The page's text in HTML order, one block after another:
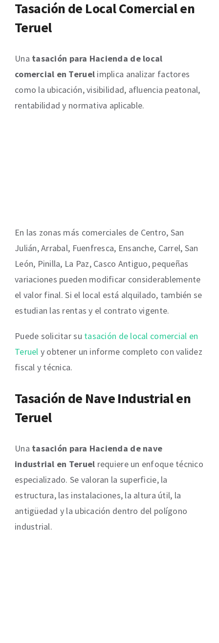
Tasación de Local Comercial en
Teruel
Una tasación para Hacienda de local
comercial en Teruel implica analizar factores
como la ubicación, visibilidad, afluencia peatonal,
rentabilidad y normativa aplicable.
En las zonas más comerciales de Centro, San
Julián, Arrabal, Fuenfresca, Ensanche, Carrel, San
León, Pinilla, La Paz, Casco Antiguo, pequeñas
variaciones pueden modificar considerablemente
el valor final. Si el local está alquilado, también se
estudian las rentas y el contrato vigente.
Puede solicitar su tasación de local comercial en
Teruel y obtener un informe completo con validez
fiscal y técnica.
Tasación de Nave Industrial en
Teruel
Una tasación para Hacienda de nave
industrial en Teruel requiere un enfoque técnico
especializado. Se valoran la superficie, la
estructura, las instalaciones, la altura útil, la
antigüedad y la ubicación dentro del polígono
industrial.